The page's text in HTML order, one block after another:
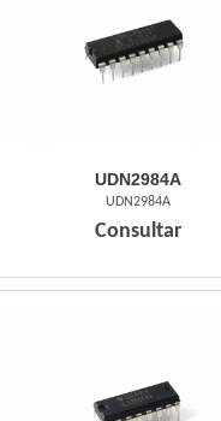
UDN2984A
UDN2984A
Consultar